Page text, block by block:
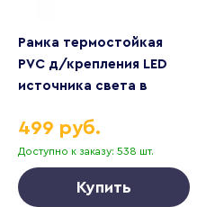
Рамка термостойкая
PVC д/крепления LED
источника света в
Singo Lightstar 012606
Доступно к заказу: 538 шт.
499 руб.
Купить